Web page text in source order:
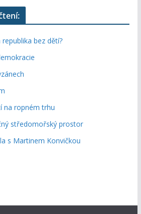
bez dětí?
na ropném trhu
středomořský prostor
s Martinem Konvičkou